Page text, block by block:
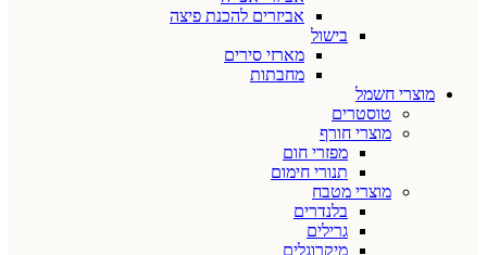
אביזרים להכנת פיצה
בישול
מארזי סירים
מחבתות
מוצרי חשמל
טוסטרים
מוצרי חורף
מפזרי חום
תנורי חימום
מוצרי מטבח
בלנדרים
גרילים
מיקרוגלים